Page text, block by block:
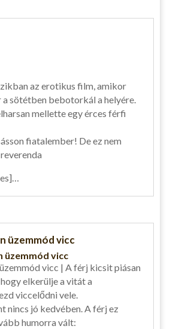
az erotikus film, amikor
sötétben bebotorkál a helyére.
mellette egy érces férfi
fiatalember! De ez nem
üzemmód vicc
üzemmód vicc
vicc | A férj kicsit piásan
elkerülje a vitát a
viccelődni vele.
nincs jó kedvében. A férj ez
humorra vált: